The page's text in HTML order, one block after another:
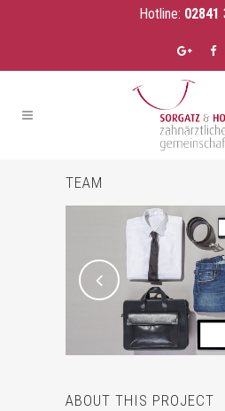
Hotline: 02841
TEAM
ABOUT THIS PROJECT